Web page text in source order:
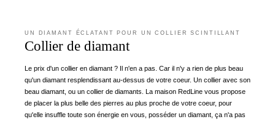
UN DIAMANT ÉCLATANT POUR UN COLLIER SCINTILLANT
Collier de diamant
Le prix d'un collier en diamant ? Il n'en a pas. Car il n'y a rien de plus beau
qu'un diamant resplendissant au-dessus de votre coeur. Un collier avec son
beau diamant, ou un collier de diamants. La maison RedLine vous propose
de placer la plus belle des pierres au plus proche de votre coeur, pour
qu'elle insuffle toute son énergie en vous, posséder un diamant, ça n'a pas